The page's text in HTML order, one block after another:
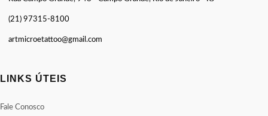
(21) 97315-8100
artmicroetattoo@gmail.com
LINKS ÚTEIS
Fale Conosco